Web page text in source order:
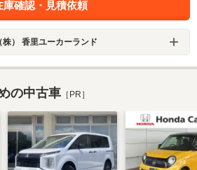
庫確認・見積依頼
） 香里ユーカーランド
の中古車 ［PR］